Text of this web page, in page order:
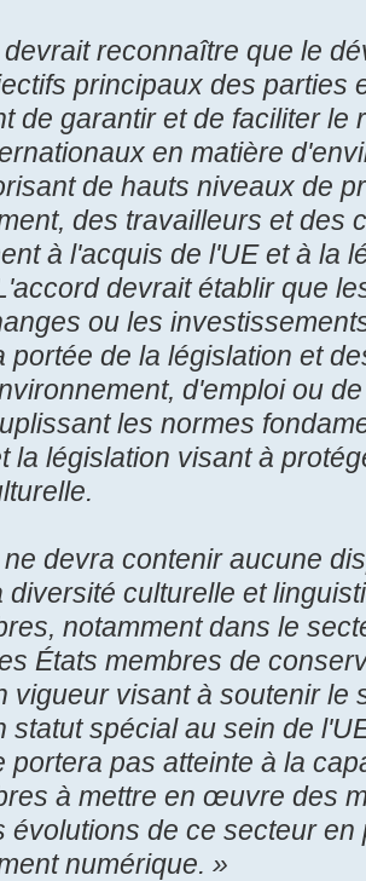
reconnaître que le
principaux des parties
de garantir et de faciliter le
en matière
de hauts niveaux de
des travailleurs et des
à l'acquis de l'UE et à la
devrait établir que
ou les
portée de la législation et
d'emploi ou
les normes
la législation visant à
devra contenir aucune
diversité culturelle et
notamment dans le
États membres de
vigueur visant à soutenir le
statut spécial au sein de
portera pas atteinte à la
à mettre en œuvre des
évolutions de ce secteur en
numérique. »